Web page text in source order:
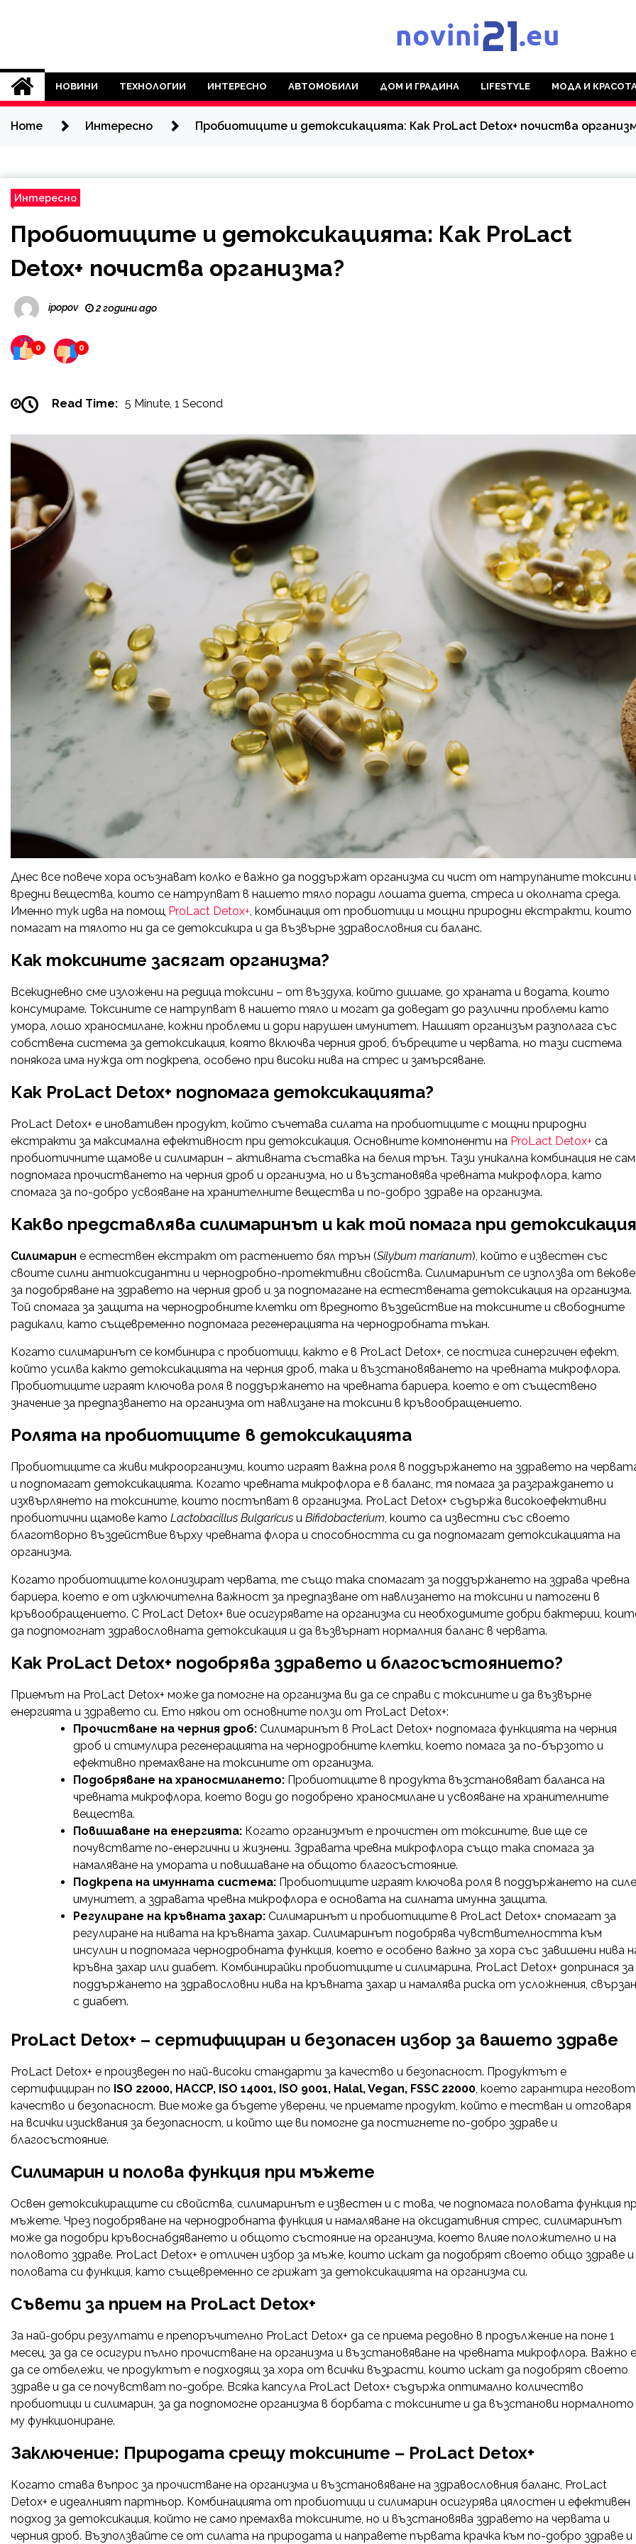
Novini21.EU
НОВИНИ ТЕХНОЛОГИИ ИНТЕРЕСНО АВТОМОБИЛИ ДОМ И ГРАДИНА LIFESTYLE МОДА И
Home Интересно Пробиотиците и детоксикацията: Как ProLact Detox+ почиства
Интересно
Пробиотиците и детоксикацията: Как ProLact
Detox+ почиства организма?
ipopov 2 години ago
0 0
Read Time: 5 Minute, 1 Second
Днес все повече хора осъзнават колко е важно да поддържат организма си чист от натрупаните токсини
вредни вещества, които се натрупват в нашето тяло поради лошата диета, стреса и околната среда.
Именно тук идва на помощ ProLact Detox+ , комбинация от пробиотици и мощни природни екстракти, които
помагат на тялото ни да се детоксикира и да възвърне здравословния си баланс.
Как токсините засягат организма?
Всекидневно сме изложени на редица токсини – от въздуха, който дишаме, до храната и водата, които
консумираме. Токсините се натрупват в нашето тяло и могат да доведат до различни проблеми като
умора, лошо храносмилане, кожни проблеми и дори нарушен имунитет. Нашият организъм разполага със
собствена система за детоксикация, която включва черния дроб, бъбреците и червата, но тази система
понякога има нужда от подкрепа, особено при високи нива на стрес и замърсяване.
Как ProLact Detox+ подпомага детоксикацията?
ProLact Detox+ е иновативен продукт, който съчетава силата на пробиотиците с мощни природни
екстракти за максимална ефективност при детоксикация. Основните компоненти на ProLact Detox+ са
пробиотичните щамове и силимарин – активната съставка на белия трън. Тази уникална комбинация не
подпомага прочистването на черния дроб и организма, но и възстановява чревната микрофлора, като
спомага за по-добро усвояване на хранителните вещества и по-добро здраве на организма.
Какво представлява силимаринът и как той помага при
Силимарин е естествен екстракт от растението бял трън (Silybum marianum), който е известен със
своите силни антиоксидантни и чернодробно-протективни свойства. Силимаринът се използва от векове
за подобряване на здравето на черния дроб и за подпомагане на естествената детоксикация на организма.
Той спомага за защита на чернодробните клетки от вредното въздействие на токсините и свободните
радикали, като същевременно подпомага регенерацията на чернодробната тъкан.
Когато силимаринът се комбинира с пробиотици, както е в ProLact Detox+, се постига синергичен ефект,
който усилва както детоксикацията на черния дроб, така и възстановяването на чревната микрофлора.
Пробиотиците играят ключова роля в поддържането на чревната бариера, което е от съществено
значение за предпазването на организма от навлизане на токсини в кръвообращението.
Ролята на пробиотиците в детоксикацията
Пробиотиците са живи микроорганизми, които играят важна роля в поддържането на здравето на
и подпомагат детоксикацията. Когато чревната микрофлора е в баланс, тя помага за разграждането и
изхвърлянето на токсините, които постъпват в организма. ProLact Detox+ съдържа високоефективни
пробиотични щамове като Lactobacillus Bulgaricus и Bifidobacterium , които са известни със своето
благотворно въздействие върху чревната флора и способността си да подпомагат детоксикацията на
организма.
Когато пробиотиците колонизират червата, те също така спомагат за поддържането на здрава чревна
бариера, което е от изключителна важност за предпазване от навлизането на токсини и патогени в
кръвообращението. С ProLact Detox+ вие осигурявате на организма си необходимите добри бактерии,
да подпомогнат здравословната детоксикация и да възвърнат нормалния баланс в червата.
Как ProLact Detox+ подобрява здравето и благосъстоянието?
Приемът на ProLact Detox+ може да помогне на организма ви да се справи с токсините и да възвърне
енергията и здравето си. Ето някои от основните ползи от ProLact Detox+:
Прочистване на черния дроб: Силимаринът в ProLact Detox+ подпомага функцията на черния
дроб и стимулира регенерацията на чернодробните клетки, което помага за по-бързото и
ефективно премахване на токсините от организма.
Подобряване на храносмилането: Пробиотиците в продукта възстановяват баланса на
чревната микрофлора, което води до подобрено храносмилане и усвояване на хранителните
вещества.
Повишаване на енергията: Когато организмът е прочистен от токсините, вие ще се
почувствате по-енергични и жизнени. Здравата чревна микрофлора също така спомага за
намаляване на умората и повишаване на общото благосъстояние.
Подкрепа на имунната система: Пробиотиците играят ключова роля в поддържането на
имунитет, а здравата чревна микрофлора е основата на силната имунна защита.
Регулиране на кръвната захар: Силимаринът и пробиотиците в ProLact Detox+ спомагат за
регулиране на нивата на кръвната захар. Силимаринът подобрява чувствителността към
инсулин и подпомага чернодробната функция, което е особено важно за хора със завишени нива
кръвна захар или диабет. Комбинирайки пробиотиците и силимарина, ProLact Detox+ допринася за
поддържането на здравословни нива на кръвната захар и намалява риска от усложнения,
с диабет.
ProLact Detox+ – сертифициран и безопасен избор за вашето здраве
ProLact Detox+ е произведен по най-високи стандарти за качество и безопасност. Продуктът е
сертифициран по ISO 22000, HACCP, ISO 14001, ISO 9001, Halal, Vegan, FSSC 22000 , което гарантира
качество и безопасност. Вие може да бъдете уверени, че приемате продукт, който е тестван и отговаря
на всички изисквания за безопасност, и който ще ви помогне да постигнете по-добро здраве и
благосъстояние.
Силимарин и полова функция при мъжете
Освен детоксикиращите си свойства, силимаринът е известен и с това, че подпомага половата функция
мъжете. Чрез подобряване на чернодробната функция и намаляване на оксидативния стрес, силимаринът
може да подобри кръвоснабдяването и общото състояние на организма, което влияе положително и на
половото здраве. ProLact Detox+ е отличен избор за мъже, които искат да подобрят своето общо здраве и
половата си функция, като същевременно се грижат за детоксикацията на организма си.
Съвети за прием на ProLact Detox+
За най-добри резултати е препоръчително ProLact Detox+ да се приема редовно в продължение на поне 1
месец, за да се осигури пълно прочистване на организма и възстановяване на чревната микрофлора. Важно е
да се отбележи, че продуктът е подходящ за хора от всички възрасти, които искат да подобрят своето
здраве и да се почувстват по-добре. Всяка капсула ProLact Detox+ съдържа оптимално количество
пробиотици и силимарин, за да подпомогне организма в борбата с токсините и да възстанови нормалното
му функциониране.
Заключение: Природата срещу токсините – ProLact Detox+
Когато става въпрос за прочистване на организма и възстановяване на здравословния баланс, ProLact
Detox+ е идеалният партньор. Комбинацията от пробиотици и силимарин осигурява цялостен и ефективен
подход за детоксикация, който не само премахва токсините, но и възстановява здравето на червата и
черния дроб. Възползвайте се от силата на природата и направете първата крачка към по-добро здраве и